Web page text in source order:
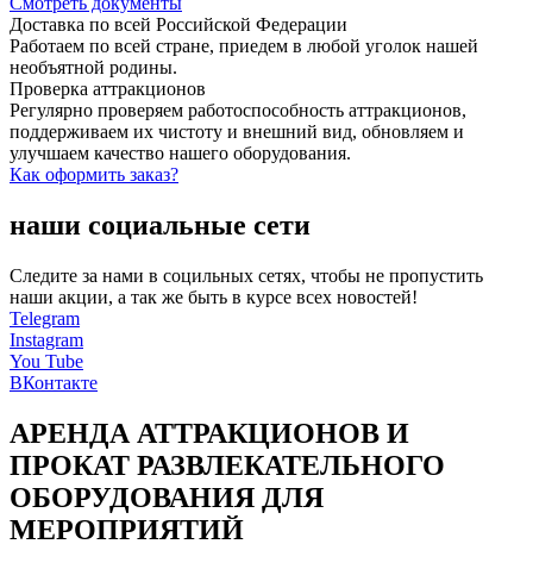
Доставка по всей Российской Федерации
Работаем по всей стране, приедем в любой уголок нашей
необъятной родины.
Проверка аттракционов
Регулярно проверяем работоспособность аттракционов,
поддерживаем их чистоту и внешний вид, обновляем и
улучшаем качество нашего оборудования.
Как оформить заказ?
наши социальные сети
Следите за нами в социльных сетях, чтобы не пропустить
наши акции, а так же быть в курсе всех новостей!
Telegram
Instagram
You Tube
ВКонтакте
АРЕНДА АТТРАКЦИОНОВ И
ПРОКАТ РАЗВЛЕКАТЕЛЬНОГО
ОБОРУДОВАНИЯ ДЛЯ
МЕРОПРИЯТИЙ